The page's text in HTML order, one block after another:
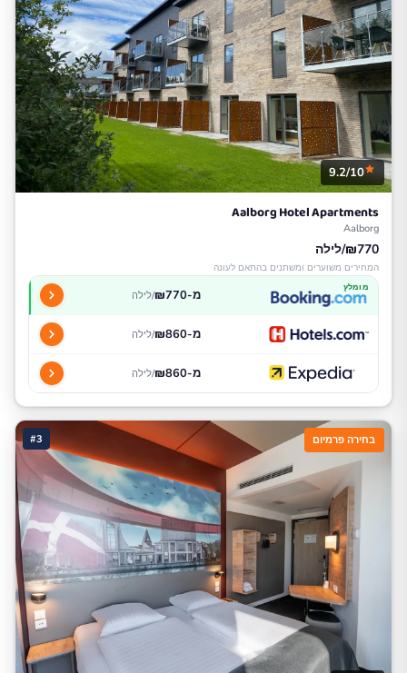
9.2/10
Aalborg Hotel Apartments
Aalborg
₪770/לילה
המחירים משוערים ומשתנים בהתאם לעונה
מומלץ מ-₪770 /לילה
מ-₪860 /לילה
מ-₪860 /לילה
#3 בחירה פרמיום